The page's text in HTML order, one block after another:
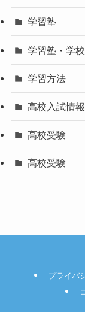
学習塾
学習塾・学校
学習方法
高校入試情報
高校受験
高校受験
プライバ